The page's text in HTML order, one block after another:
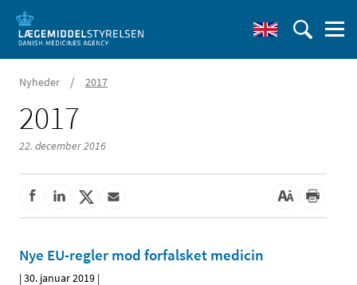
Nyheder / 2017
2017
22. december 2016
Nye EU-regler mod forfalsket medicin
|30. januar 2019 |